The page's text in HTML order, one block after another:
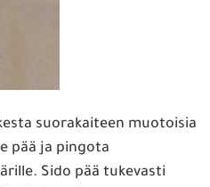
suorakaiteen muotoisia
pää ja pingota
Sido pää tukevasti